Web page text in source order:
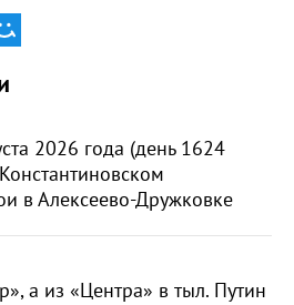
2026 года (день 1624
в Алексеево-Дружковке
а из «Центра» в тыл. Путин